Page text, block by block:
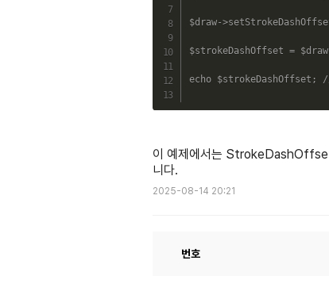
$draw->
$strokeDashOffset = $draw
echo $strokeDashOffset ;
이 예제에서는
니다.
2025-08-14 20:21
번호